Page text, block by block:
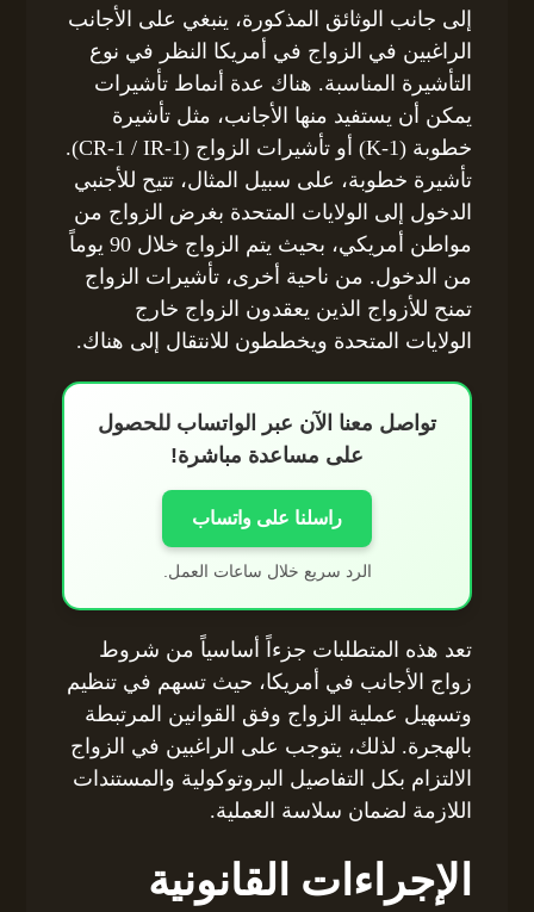
إلى جانب الوثائق المذكورة، ينبغي على الأجانب
الراغبين في الزواج في أمريكا النظر في نوع
التأشيرة المناسبة. هناك عدة أنماط تأشيرات
يمكن أن يستفيد منها الأجانب، مثل تأشيرة
خطوبة (K-1) أو تأشيرات الزواج (CR-1 / IR-1).
تأشيرة خطوبة، على سبيل المثال، تتيح للأجنبي
الدخول إلى الولايات المتحدة بغرض الزواج من
مواطن أمريكي، بحيث يتم الزواج خلال 90 يوماً
من الدخول. من ناحية أخرى، تأشيرات الزواج
تمنح للأزواج الذين يعقدون الزواج خارج
الولايات المتحدة ويخططون للانتقال إلى هناك.
تواصل معنا الآن عبر الواتساب للحصول
على مساعدة مباشرة!
راسلنا على واتساب
الرد سريع خلال ساعات العمل.
تعد هذه المتطلبات جزءاً أساسياً من شروط
زواج الأجانب في أمريكا، حيث تسهم في تنظيم
وتسهيل عملية الزواج وفق القوانين المرتبطة
بالهجرة. لذلك، يتوجب على الراغبين في الزواج
الالتزام بكل التفاصيل البروتوكولية والمستندات
اللازمة لضمان سلاسة العملية.
الإجراءات القانونية